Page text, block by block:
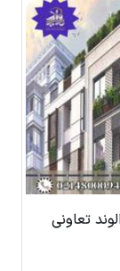
تعاونی